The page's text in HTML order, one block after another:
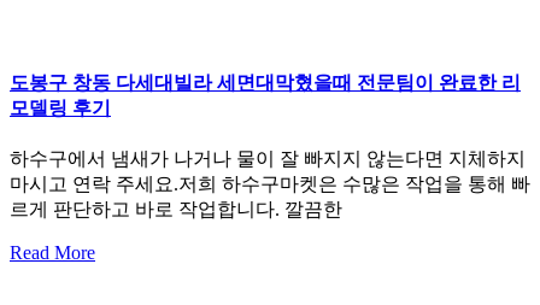
도봉구 창동 다세대빌라 세면대막혔을때 전문팀이 완료한 리
모델링 후기
하수구에서 냄새가 나거나 물이 잘 빠지지 않는다면 지체하지
마시고 연락 주세요.저희 하수구마켓은 수많은 작업을 통해 빠
르게 판단하고 바로 작업합니다. 깔끔한
Read More